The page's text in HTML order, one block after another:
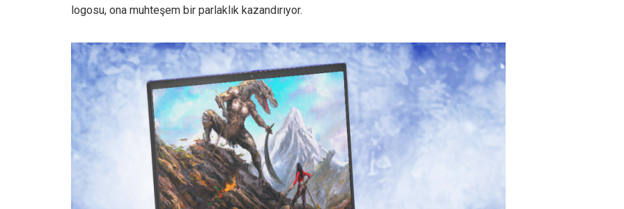
logosu, ona muhteşem bir parlaklık kazandırıyor.